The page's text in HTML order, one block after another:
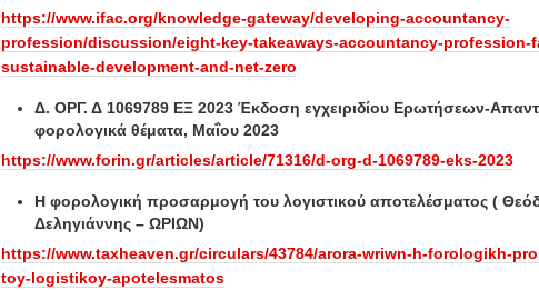
https://www.ifac.org/knowledge-gateway/developing-accountancy-
profession/discussion/eight-key-takeaways-accountancy-profession-
sustainable-development-and-net-zero
Δ. ΟΡΓ. Δ 1069789 ΕΞ 2023 Έκδοση εγχειριδίου Ερωτήσεων-
φορολογικά θέματα, Μαΐου 2023
https://www.forin.gr/articles/article/71316/d-org-d-1069789-eks-2023
Η φορολογική προσαρμογή του λογιστικού αποτελέσματος (
Δεληγιάννης – ΩΡΙΩΝ)
https://www.taxheaven.gr/circulars/43784/arora-wriwn-h-forologikh-
toy-logistikoy-apotelesmatos